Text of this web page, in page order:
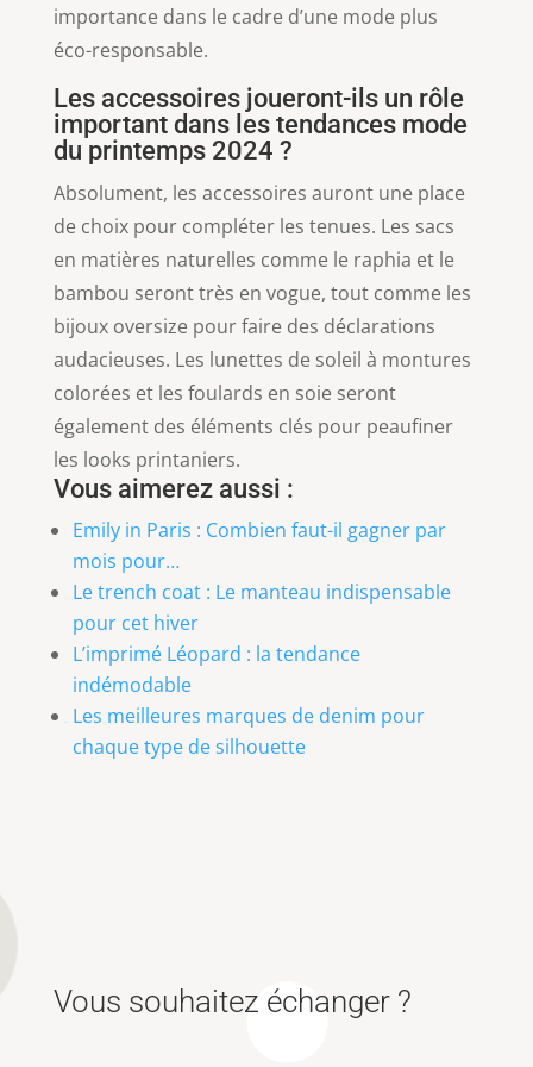
importance dans le cadre d’une mode plus
éco-responsable.
Les accessoires joueront-ils un rôle
important dans les tendances mode
du printemps 2024 ?
Absolument, les accessoires auront une place
de choix pour compléter les tenues. Les sacs
en matières naturelles comme le raphia et le
bambou seront très en vogue, tout comme les
bijoux oversize pour faire des déclarations
audacieuses. Les lunettes de soleil à montures
colorées et les foulards en soie seront
également des éléments clés pour peaufiner
les looks printaniers.
Vous aimerez aussi :
Emily in Paris : Combien faut-il gagner par
mois pour…
Le trench coat : Le manteau indispensable
pour cet hiver
L’imprimé Léopard : la tendance
indémodable
Les meilleures marques de denim pour
chaque type de silhouette
Vous souhaitez échanger ?